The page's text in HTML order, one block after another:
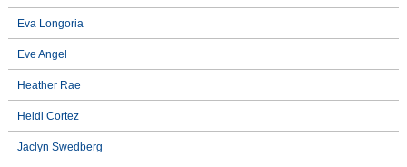
Eva Longoria
Eve Angel
Heather Rae
Heidi Cortez
Jaclyn Swedberg